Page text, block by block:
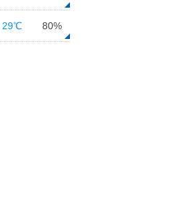
29℃ 80%